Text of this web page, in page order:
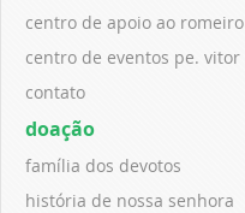
centro de apoio ao romeiro
centro de eventos pe. vitor
contato
doação
família dos devotos
história de nossa senhora